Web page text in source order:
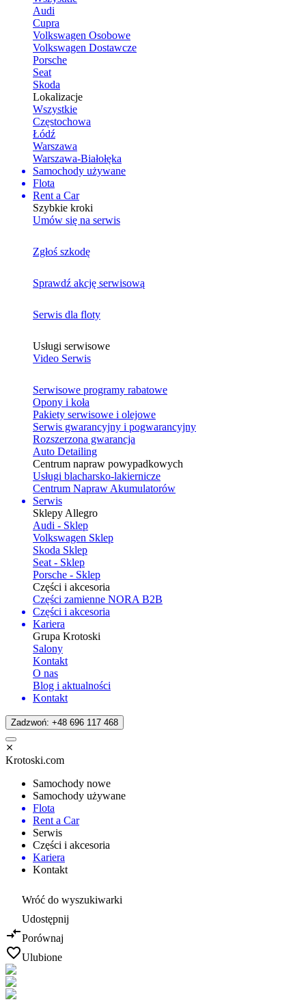
Audi
Cupra
Volkswagen Osobowe
Volkswagen Dostawcze
Porsche
Seat
Skoda
Lokalizacje
Wszystkie
Częstochowa
Łódź
Warszawa
Warszawa-Białołęka
Samochody używane
Flota
Rent a Car
Szybkie kroki
Umów się na serwis
Zgłoś szkodę
Sprawdź akcję serwisową
Serwis dla floty
Usługi serwisowe
Video Serwis
Serwisowe programy rabatowe
Opony i koła
Pakiety serwisowe i olejowe
Serwis gwarancyjny i pogwarancyjny
Rozszerzona gwarancja
Auto Detailing
Centrum napraw powypadkowych
Usługi blacharsko-lakiernicze
Centrum Napraw Akumulatorów
Serwis
Sklepy Allegro
Audi - Sklep
Volkswagen Sklep
Skoda Sklep
Seat - Sklep
Porsche - Sklep
Części i akcesoria
Części zamienne NORA B2B
Części i akcesoria
Kariera
Grupa Krotoski
Salony
Kontakt
O nas
Blog i aktualności
Kontakt
Zadzwoń: +48 696 117 468
Krotoski.com
Samochody nowe
Samochody używane
Flota
Rent a Car
Serwis
Części i akcesoria
Kariera
Kontakt
Wróć do wyszukiwarki
Udostępnij
Porównaj
Ulubione